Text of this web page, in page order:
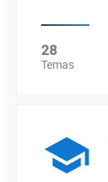
28
Temas